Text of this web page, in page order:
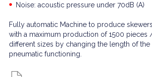
Noise: acoustic pressure under 70dB (A)
Fully automatic Machine to produce
with a maximum production of 1500 pieces
different sizes by changing the length of the
pneumatic functioning.